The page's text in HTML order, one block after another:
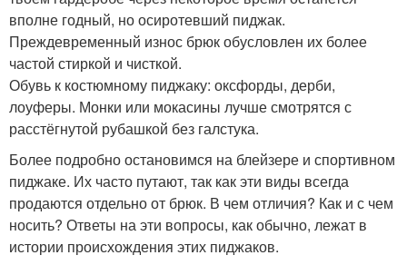
вполне годный, но осиротевший пиджак.
Преждевременный износ брюк обусловлен их более
частой стиркой и чисткой.
Обувь к костюмному пиджаку: оксфорды, дерби,
лоуферы. Монки или мокасины лучше смотрятся с
расстёгнутой рубашкой без галстука.
Более подробно остановимся на блейзере и спортивном
пиджаке. Их часто путают, так как эти виды всегда
продаются отдельно от брюк. В чем отличия? Как и с чем
носить? Ответы на эти вопросы, как обычно, лежат в
истории происхождения этих пиджаков.